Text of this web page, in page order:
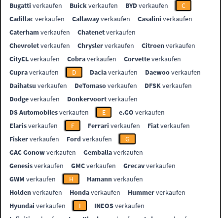
Bugatti verkaufen Buickverkaufen BYDverkaufen
C
Cadillac verkaufen Callawayverkaufen Casalini verkaufen
Caterhamverkaufen Chatenetverkaufen
Chevroletverkaufen Chryslerverkaufen Citroenverkaufen
CityELverkaufen Cobraverkaufen Corvetteverkaufen
Cupraverkaufen D Daciaverkaufen Daewooverkaufen
Daihatsu verkaufen DeTomasoverkaufen DFSKverkaufen
Dodgeverkaufen Donkervoortverkaufen
DS Automobilesverkaufen E e.GO verkaufen
Elarisverkaufen F Ferrari verkaufen Fiatverkaufen
Fiskerverkaufen Fordverkaufen
G
GAC Gonowverkaufen Gemballaverkaufen
Genesisverkaufen GMCverkaufen Grecavverkaufen
GWM verkaufen H Hamannverkaufen
Holdenverkaufen Hondaverkaufen Hummerverkaufen
Hyundai verkaufen I INEOSverkaufen